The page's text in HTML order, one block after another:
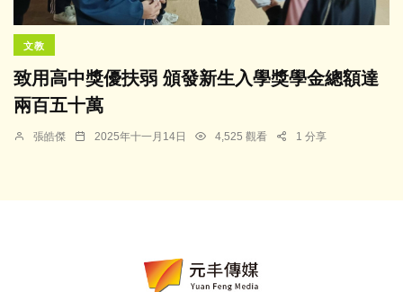
文教
致用高中獎優扶弱 頒發新生入學獎學金總額達
兩百五十萬
張皓傑 2025年十一月14日 4,525 觀看 1 分享